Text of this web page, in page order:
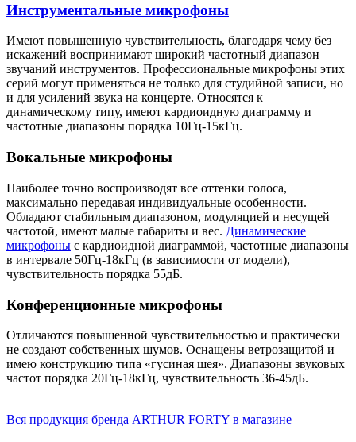
Инструментальные микрофоны
Имеют повышенную чувствительность, благодаря чему без
искажений воспринимают широкий частотный диапазон
звучаний инструментов. Профессиональные микрофоны этих
серий могут применяться не только для студийной записи, но
и для усилений звука на концерте. Относятся к
динамическому типу, имеют кардиоидную диаграмму и
частотные диапазоны порядка 10Гц-15кГц.
Вокальные микрофоны
Наиболее точно воспроизводят все оттенки голоса,
максимально передавая индивидуальные особенности.
Обладают стабильным диапазоном, модуляцией и несущей
частотой, имеют малые габариты и вес. Динамические
микрофоны с кардиоидной диаграммой, частотные диапазоны
в интервале 50Гц-18кГц (в зависимости от модели),
чувствительность порядка 55дБ.
Конференционные микрофоны
Отличаются повышенной чувствительностью и практически
не создают собственных шумов. Оснащены ветрозащитой и
имею конструкцию типа «гусиная шея». Диапазоны звуковых
частот порядка 20Гц-18кГц, чувствительность 36-45дБ.
Вся продукция бренда ARTHUR FORTY в магазине